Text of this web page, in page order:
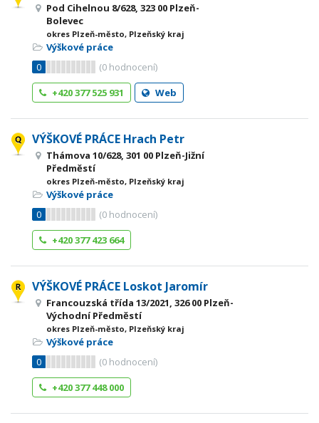
Pod Cihelnou 8/628, 323 00 Plzeň-
Bolevec
okres Plzeň-město, Plzeňský kraj
Výškové práce
0
(0 hodnocení)
+420 377 525 931
Web
VÝŠKOVÉ PRÁCE Hrach Petr
Thámova 10/628, 301 00 Plzeň-Jižní
Předměstí
okres Plzeň-město, Plzeňský kraj
Výškové práce
0
(0 hodnocení)
+420 377 423 664
VÝŠKOVÉ PRÁCE Loskot Jaromír
Francouzská třída 13/2021, 326 00 Plzeň-
Východní Předměstí
okres Plzeň-město, Plzeňský kraj
Výškové práce
0
(0 hodnocení)
+420 377 448 000